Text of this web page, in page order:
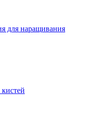
для наращивания